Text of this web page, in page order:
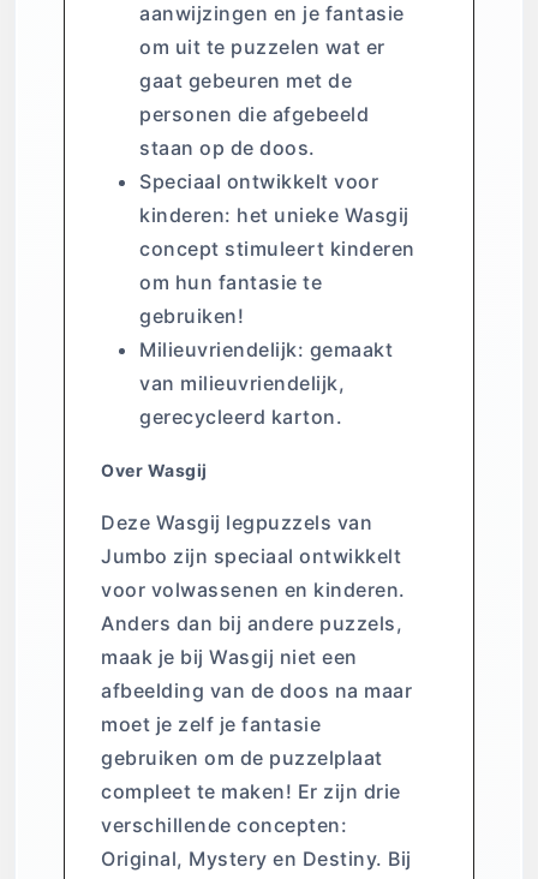
aanwijzingen en je fantasie
om uit te puzzelen wat er
gaat gebeuren met de
personen die afgebeeld
staan op de doos.
Speciaal ontwikkelt voor
kinderen: het unieke Wasgij
concept stimuleert kinderen
om hun fantasie te
gebruiken!
Milieuvriendelijk: gemaakt
van milieuvriendelijk,
gerecycleerd karton.
Over Wasgij
Deze Wasgij legpuzzels van
Jumbo zijn speciaal ontwikkelt
voor volwassenen en kinderen.
Anders dan bij andere puzzels,
maak je bij Wasgij niet een
afbeelding van de doos na maar
moet je zelf je fantasie
gebruiken om de puzzelplaat
compleet te maken! Er zijn drie
verschillende concepten:
Original, Mystery en Destiny. Bij